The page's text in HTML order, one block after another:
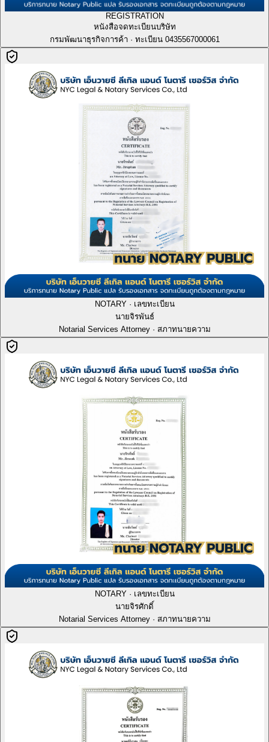
REGISTRATION
หนังสือจดทะเบียนบริษัท
กรมพัฒนาธุรกิจการค้า · ทะเบียน 0435567000061
NOTARY · เลขทะเบียน
นายจิรพันธ์
Notarial Services Attorney · สภาทนายความ
NOTARY · เลขทะเบียน
นายจิรศักดิ์
Notarial Services Attorney · สภาทนายความ